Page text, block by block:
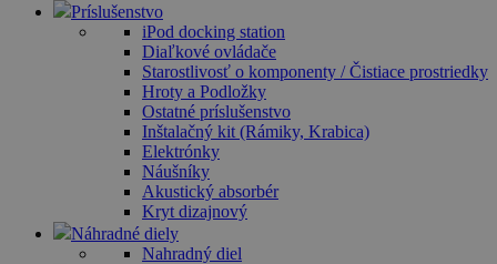
Príslušenstvo
iPod docking station
Diaľkové ovládače
Starostlivosť o komponenty / Čistiace prostriedky
Hroty a Podložky
Ostatné príslušenstvo
Inštalačný kit (Rámiky, Krabica)
Elektrónky
Náušníky
Akustický absorbér
Kryt dizajnový
Náhradné diely
Nahradný diel